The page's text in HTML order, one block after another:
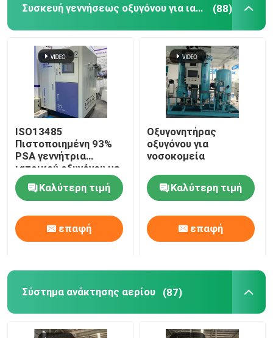
Συσκευή γεννήσεως οξυγόνου για ιατρική χρήση (88)
ISO13485
Πιστοποιημένη 93%
PSA γεννήτρια
ιατρικού οξυγόνου με
σταθμό πλήρωσης
Καλύτερη τιμή
επαφή
Οξυγονητήρας
οξυγόνου για
νοσοκομεία
Καλύτερη τιμή
επαφή
Σύστημα ανάκτησης αερίου (87)